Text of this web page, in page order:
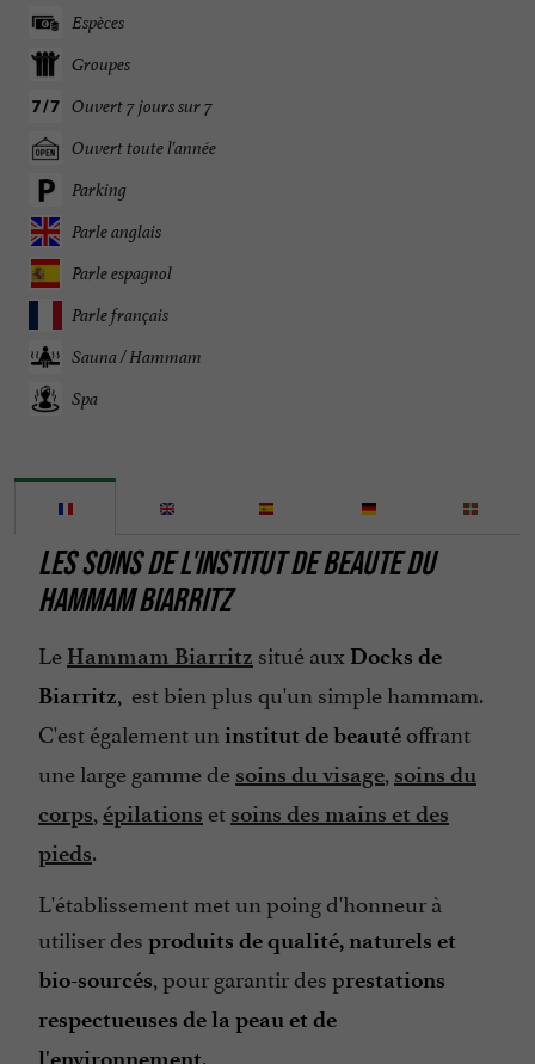
Espèces
Groupes
Ouvert 7 jours sur 7
Ouvert toute l'année
Parking
Parle anglais
Parle espagnol
Parle français
Sauna / Hammam
Spa
LES SOINS DE L'INSTITUT DE BEAUTE DU
HAMMAM BIARRITZ
Le Hammam Biarritz situé aux Docks de
Biarritz, est bien plus qu'un simple hammam.
C'est également un institut de beauté offrant
une large gamme de soins du visage, soins du
corps, épilations et soins des mains et des
pieds.
L'établissement met un poing d'honneur à
utiliser des produits de qualité, naturels et
bio-sourcés, pour garantir des prestations
respectueuses de la peau et de
.